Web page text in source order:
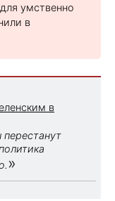
умственно
в
в
перестанут
»